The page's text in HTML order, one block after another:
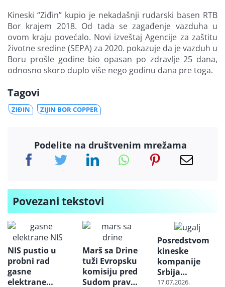
Kineski “Ziđin” kupio je nekadašnji rudarski basen RTB
Bor krajem 2018. Od tada se zagađenje vazduha u
ovom kraju povećalo. Novi izveštaj Agencije za zaštitu
životne sredine (SEPA) za 2020. pokazuje da je vazduh u
Boru prošle godine bio opasan po zdravlje 25 dana,
odnosno skoro duplo više nego godinu dana pre toga.
Tagovi
ZIĐIN ZIJIN BOR COPPER
Podelite na društvenim mrežama
Povezani tekstovi
NIS pustio u
probni rad
gasne
elektrane
Marš sa Drine
tuži Evropsku
komisiju pred
Sudom pravde
Posredstvom
kineske
kompanije
Srbija
nabavlja
17.07.2026.